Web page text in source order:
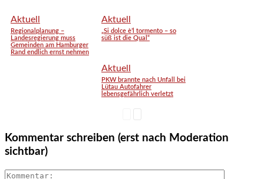
Aktuell
Regionalplanung –
Landesregierung muss
Gemeinden am Hamburger
Rand endlich ernst nehmen
Aktuell
„Si dolce è’l tormento – so
süß ist die Qual“
Aktuell
PKW brannte nach Unfall bei
Lütau Autofahrer
lebensgefährlich verletzt
Kommentar schreiben (erst nach Moderation
sichtbar)